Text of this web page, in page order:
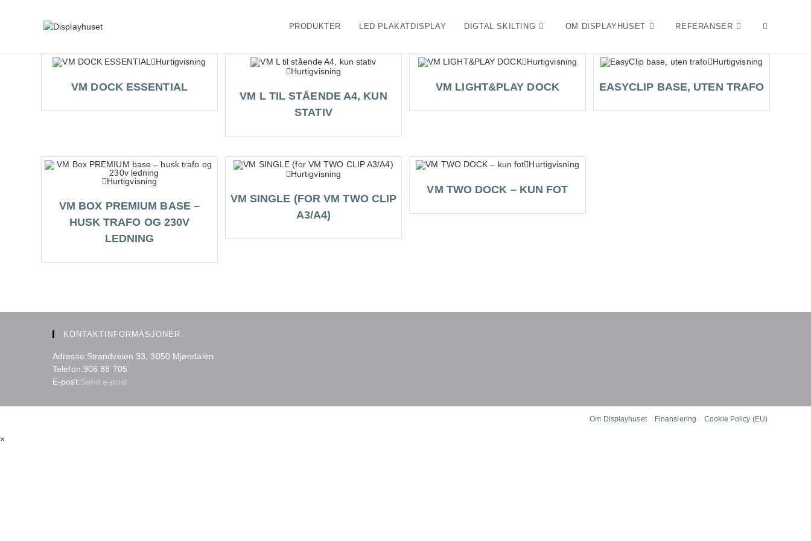
PRODUKTER LED PLAKATDISPLAY DIGTAL SKILTING OM DISPLAYHUSET REFERANSER TOGGLE
Hurtigvisning
VM DOCK ESSENTIAL
Hurtigvisning
VM L TIL STÅENDE A4, KUN
STATIV
Hurtigvisning
VM LIGHT&PLAY DOCK
Hurtigvisning
EASYCLIP BASE, UTEN TRAFO
Hurtigvisning
VM BOX PREMIUM BASE –
HUSK TRAFO OG 230V
LEDNING
Hurtigvisning
VM SINGLE (FOR VM TWO CLIP
A3/A4)
Hurtigvisning
VM TWO DOCK – KUN FOT
KONTAKTINFORMASJONER
Adresse:Strandveien 33, 3050 Mjøndalen
Telefon:906 88 705
E-post:Send e-postOpens
your
Om Displayhuset Finansiering Cookie Policy (EU)
×